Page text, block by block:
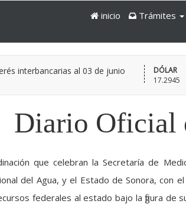
inicio Trámites
interbancarias al 03 de junio
DÓLAR
17.2945
Diario Oficial
que celebran la Secretaría de
del Agua, y el Estado de Sonora, con
federales al estado bajo la figura de